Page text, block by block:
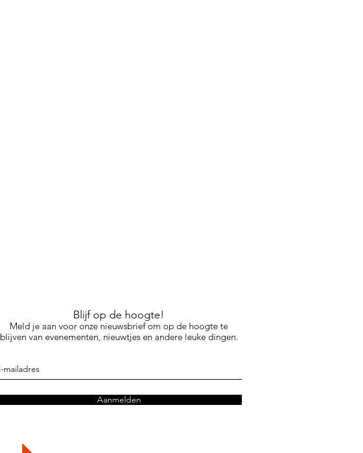
Blijf op de hoogte!
Meld je aan voor onze nieuwsbrief om op de hoogte te
blijven van evenementen, nieuwtjes en andere leuke dingen.
Aanmelden